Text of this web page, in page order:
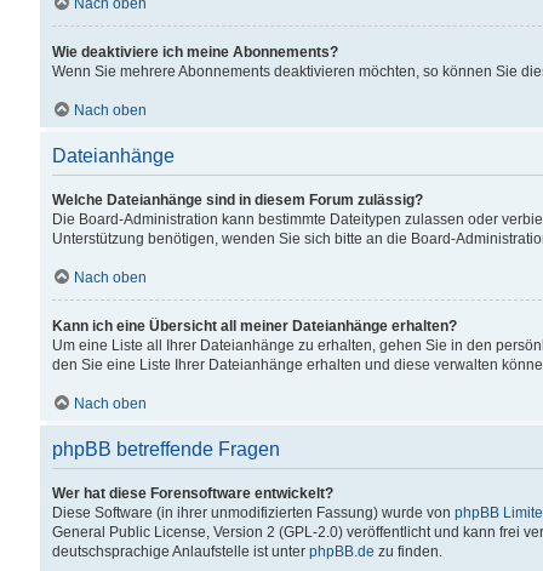
Nach oben
Wie deaktiviere ich meine Abonnements?
Wenn Sie mehrere Abonnements deaktivieren möchten, so können Sie
Nach oben
Dateianhänge
Welche Dateianhänge sind in diesem Forum zulässig?
Die Board-Administration kann bestimmte Dateitypen zulassen oder
Unterstützung benötigen, wenden Sie sich bitte an die Board-
Nach oben
Kann ich eine Übersicht all meiner Dateianhänge erhalten?
Um eine Liste all Ihrer Dateianhänge zu erhalten, gehen Sie in den
den Sie eine Liste Ihrer Dateianhänge erhalten und diese verwalten
Nach oben
phpBB betreffende Fragen
Wer hat diese Forensoftware entwickelt?
Diese Software (in ihrer unmodifizierten Fassung) wurde von phpBB
General Public License, Version 2 (GPL-2.0) veröffentlicht und kann frei
deutschsprachige Anlaufstelle ist unter phpBB.de zu finden.